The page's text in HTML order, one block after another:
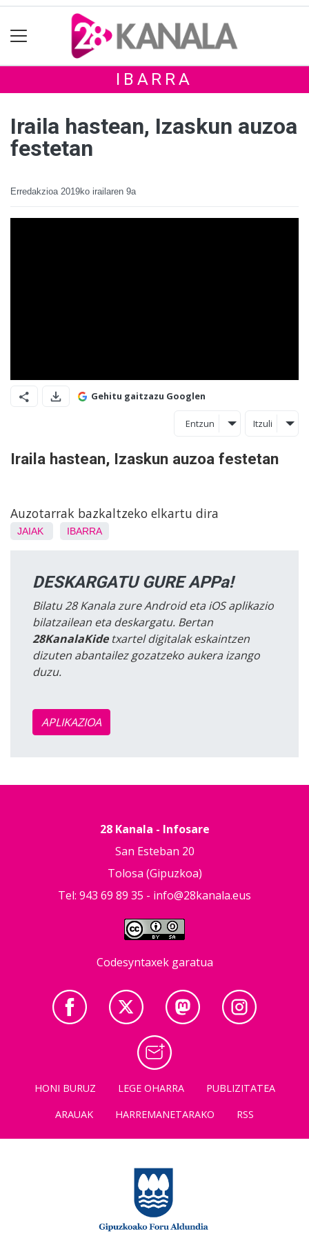
IBARRA
Iraila hastean, Izaskun auzoa
festetan
Erredakzioa 2019ko irailaren 9a
Gehitu gaitzazu Googlen
Entzun Itzuli
Iraila hastean, Izaskun auzoa festetan
Auzotarrak bazkaltzeko elkartu dira
JAIAK IBARRA
DESKARGATU GURE APPa!
Bilatu 28 Kanala zure Android eta iOS aplikazio
bilatzailean eta deskargatu. Bertan
28KanalaKidetxartel digitalak eskaintzen
dizuten abantailez gozatzeko aukera izango
duzu.
APLIKAZIOA
28 Kanala - Infosare
San Esteban 20
Tolosa (Gipuzkoa)
Tel: 943 69 89 35 - info@28kanala.eus
Codesyntaxek garatua
HONI BURUZ LEGE OHARRA
PUBLIZITATEA
ARAUAK
HARREMANETARAKO RSS